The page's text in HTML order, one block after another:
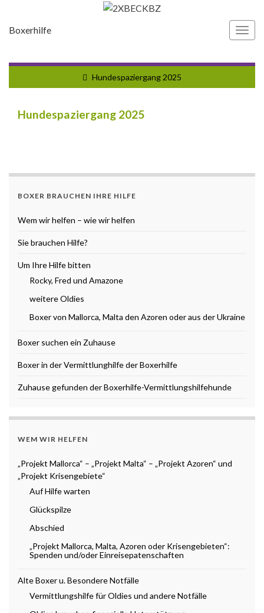
Boxerhilfe
Hundespaziergang 2025
Hundespaziergang 2025
BOXER BRAUCHEN IHRE HILFE
Wem wir helfen – wie wir helfen
Sie brauchen Hilfe?
Um Ihre Hilfe bitten
Rocky, Fred und Amazone
weitere Oldies
Boxer von Mallorca, Malta den Azoren oder aus der Ukraine
Boxer suchen ein Zuhause
Boxer in der Vermittlunghilfe der Boxerhilfe
Zuhause gefunden der Boxerhilfe-Vermittlungshilfehunde
WEM WIR HELFEN
„Projekt Mallorca“ – „Projekt Malta“ – „Projekt Azoren“ und
„Projekt Krisengebiete“
Auf Hilfe warten
Glückspilze
Abschied
„Projekt Mallorca, Malta, Azoren oder Krisengebieten“:
Spenden und/oder Einreisepatenschaften
Alte Boxer u. Besondere Notfälle
Vermittlungshilfe für Oldies und andere Notfälle